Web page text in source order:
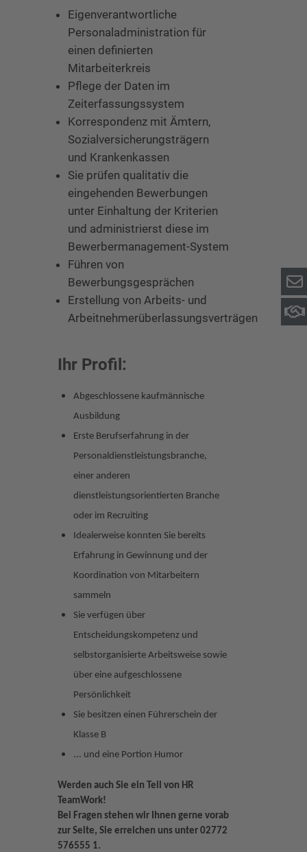
Eigenverantwortliche
Personaladministration für
einen definierten
Mitarbeiterkreis
Pflege der Daten im
Zeiterfassungssystem
Korrespondenz mit Ämtern,
Sozialversicherungsträgern
und Krankenkassen
Sie prüfen qualitativ die
eingehenden Bewerbungen
unter Einhaltung der Kriterien
und administrierst diese im
Bewerbermanagement-System
Führen von
Bewerbungsgesprächen
Erstellung von Arbeits- und
Arbeitnehmerüberlassungsverträgen
Ihr Profil:
Abgeschlossene kaufmännische
Ausbildung
Erste Berufserfahrung in der
Personaldienstleistungsbranche,
einer anderen
dienstleistungsorientierten Branche
oder im Recruiting
Idealerweise konnten Sie bereits
Erfahrung in Gewinnung und der
Koordination von Mitarbeitern
sammeln
Sie verfügen über
Entscheidungskompetenz und
selbstorganisierte Arbeitsweise sowie
über eine aufgeschlossene
Persönlichkeit
Sie besitzen einen Führerschein der
Klasse B
... und eine Portion Humor
Werden auch Sie ein Teil von HR
TeamWork!
Bei Fragen stehen wir Ihnen gerne vorab
zur Seite, Sie erreichen uns unter 02772
576555 1.